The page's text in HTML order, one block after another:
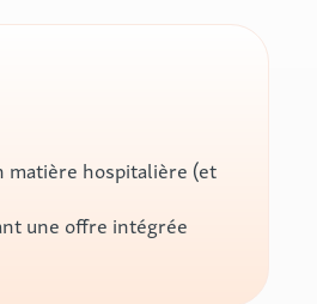
matière hospitalière (et
une offre intégrée